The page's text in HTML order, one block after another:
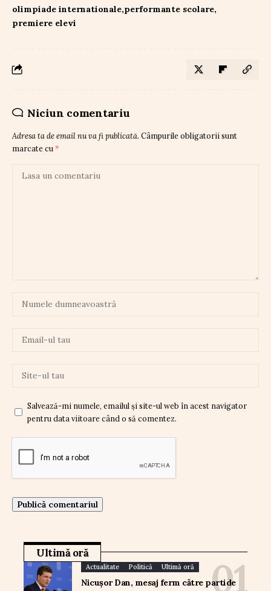
olimpiade internationale performante scolare
premiere elevi
Niciun comentariu
Adresa ta de email nu va fi publicată. Câmpurile obligatorii sunt
marcate cu *
Salvează-mi numele, emailul și site-ul web în acest navigator
pentru data viitoare când o să comentez.
Ultimă oră
Actualitate Politică Ultimă oră
Nicușor Dan, mesaj ferm către partide